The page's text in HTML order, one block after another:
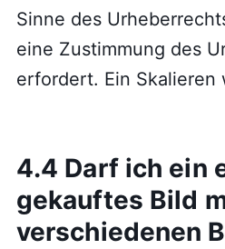
Sinne des
eine Zustimmung des
erfordert. Ein Skalieren
4.4 Darf ich ein
gekauftes Bild
verschiedenen